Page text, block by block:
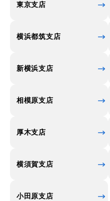
東京支店
横浜都筑支店
新横浜支店
相模原支店
厚木支店
横須賀支店
小田原支店